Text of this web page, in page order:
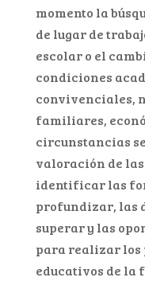
momento la
de lugar de
escolar o el
condiciones
convivenciales,
familiares,
circunstancias
valoración de
identificar las
profundizar, las
superar y las
para realizar los
educativos de la